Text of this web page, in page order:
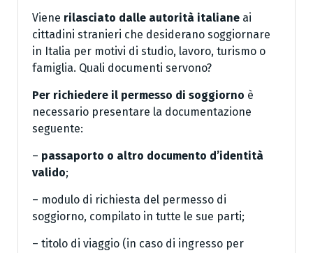
Viene rilasciato dalle autorità italiane ai
cittadini stranieri che desiderano soggiornare
in Italia per motivi di studio, lavoro, turismo o
famiglia. Quali documenti servono?
Per richiedere il permesso di soggiorno è
necessario presentare la documentazione
seguente:
– passaporto o altro documento d’identità
valido;
– modulo di richiesta del permesso di
soggiorno, compilato in tutte le sue parti;
– titolo di viaggio (in caso di ingresso per